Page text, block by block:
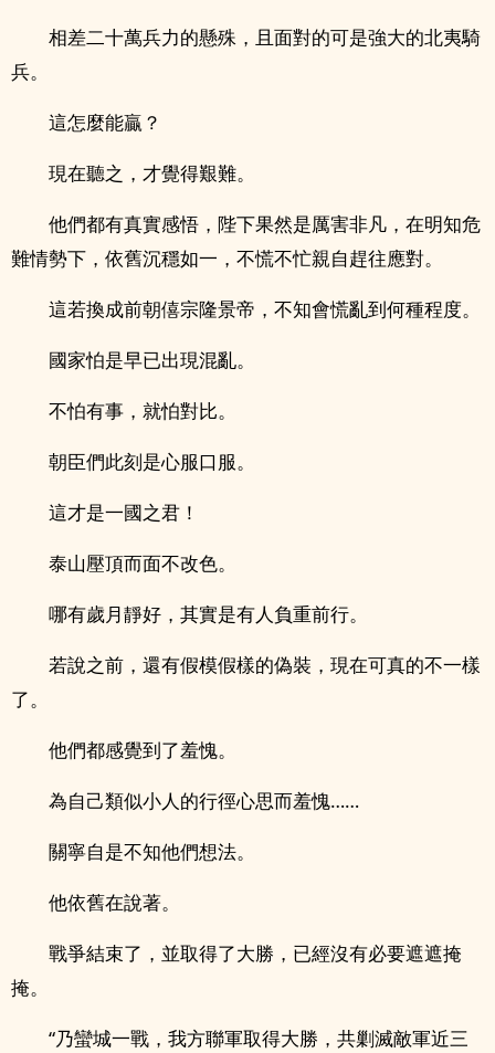
相差二十萬兵力的懸殊，且面對的可是強大的北夷騎
兵。
這怎麼能贏？
現在聽之，才覺得艱難。
他們都有真實感悟，陛下果然是厲害非凡，在明知危
難情勢下，依舊沉穩如一，不慌不忙親自趕往應對。
這若換成前朝僖宗隆景帝，不知會慌亂到何種程度。
國家怕是早已出現混亂。
不怕有事，就怕對比。
朝臣們此刻是心服口服。
這才是一國之君！
泰山壓頂而面不改色。
哪有歲月靜好，其實是有人負重前行。
若說之前，還有假模假樣的偽裝，現在可真的不一樣
了。
他們都感覺到了羞愧。
為自己類似小人的行徑心思而羞愧……
關寧自是不知他們想法。
他依舊在說著。
戰爭結束了，並取得了大勝，已經沒有必要遮遮掩
掩。
“乃蠻城一戰，我方聯軍取得大勝，共剿滅敵軍近三